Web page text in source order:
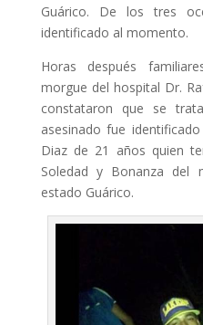
Guárico. De los tres
identificado al momento.
Horas después
morgue del hospital Dr.
constataron que se
asesinado fue
Diaz de 21 años quien
Soledad y Bonanza del
estado Guárico.